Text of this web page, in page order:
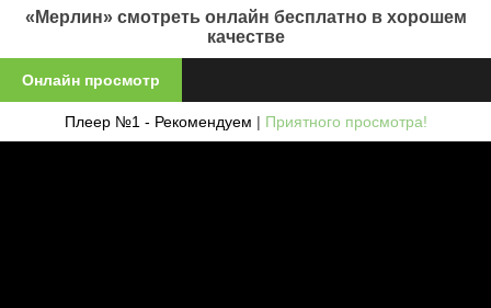
«Мерлин» смотреть онлайн бесплатно в хорошем
качестве
Онлайн просмотр
Плеер №1 - Рекомендуем | Приятного просмотра!